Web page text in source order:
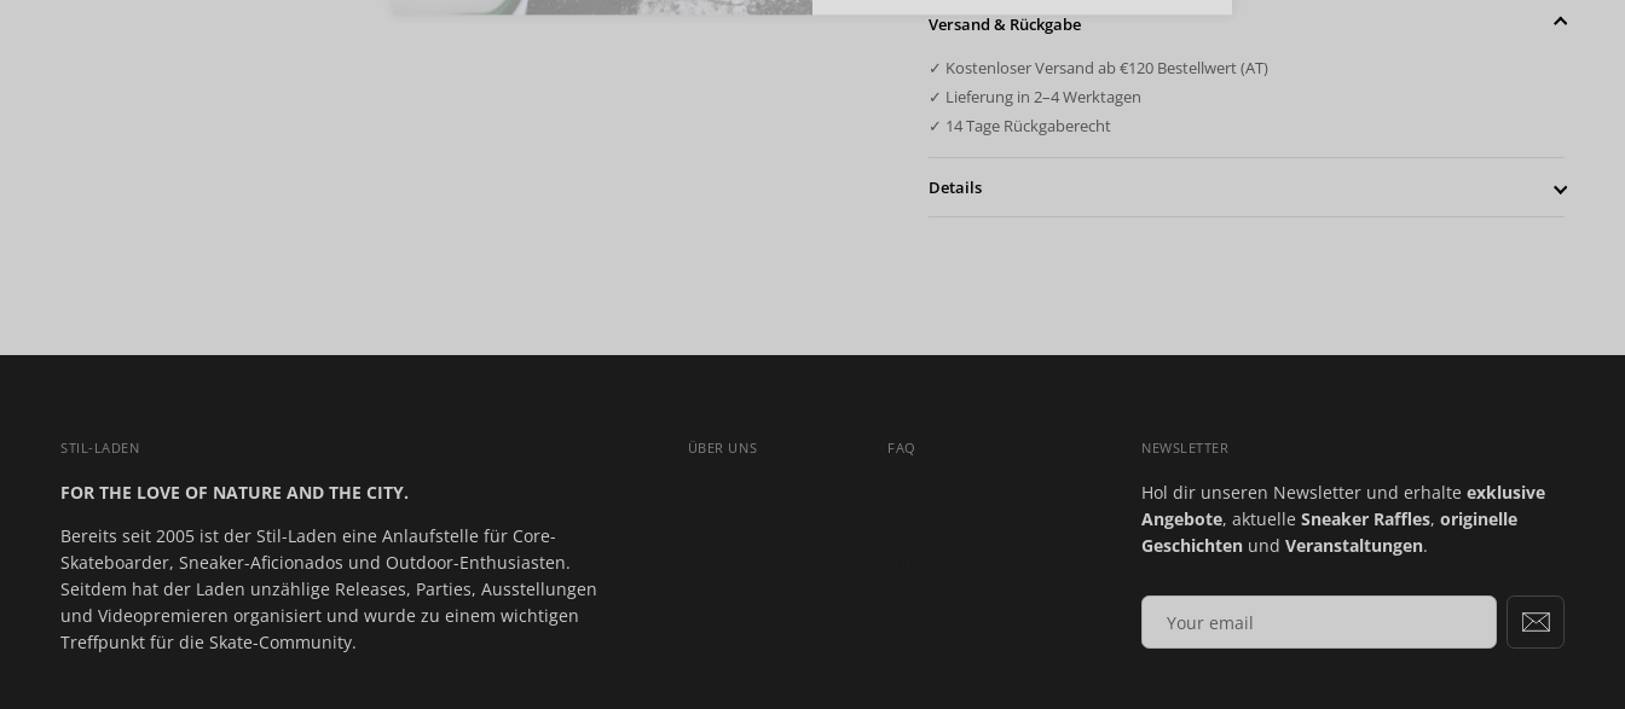
Versand & Rückgabe
✓ Kostenloser Versand ab €120 Bestellwert (AT)
✓ Lieferung in 2–4 Werktagen
✓ 14 Tage Rückgaberecht
Details
STIL-LADEN
FOR THE LOVE OF NATURE AND THE CITY.
Bereits seit 2005 ist der Stil-Laden eine Anlaufstelle für Core-
Skateboarder, Sneaker-Aficionados und Outdoor-Enthusiasten.
Seitdem hat der Laden unzählige Releases, Parties, Ausstellungen
und Videopremieren organisiert und wurde zu einem wichtigen
Treffpunkt für die Skate-Community.
ÜBER UNS FAQ NEWSLETTER
Hol dir unseren Newsletter und erhalte exklusive
Angebote, aktuelle Sneaker Raffles, originelle
Geschichtenund Veranstaltungen.